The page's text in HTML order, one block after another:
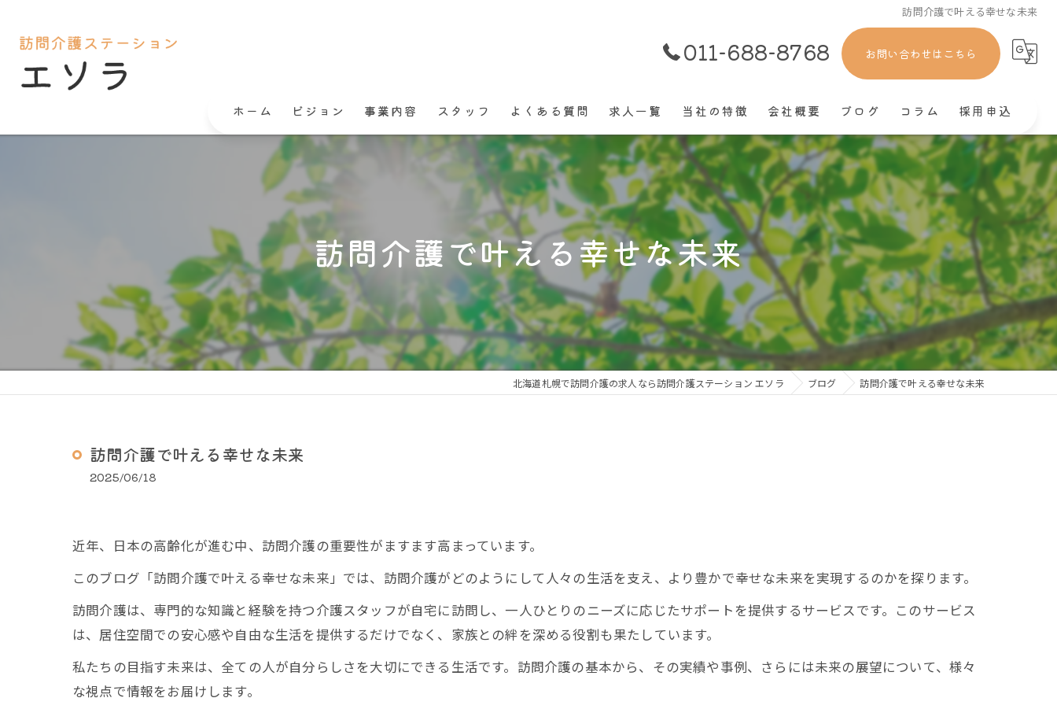
訪問介護で叶える幸せな未来
011-688-8768 お問い合わせはこちら
ホーム ビジョン 事業内容 スタッフ よくある質問 求人一覧 当社の特徴
パート
正社員
働きやすい
未経験
経験者
会社概要 ブログ コラム 採用申込
訪問介護で叶える幸せな未来
北海道札幌で訪問介護の求人なら訪問介護ステーション エソラ ブログ 訪問介護で叶える幸せな未来
訪問介護で叶える幸せな未来
2025/06/18
近年、日本の高齢化が進む中、訪問介護の重要性がますます高まっています。
このブログ「訪問介護で叶える幸せな未来」では、訪問介護がどのようにして人々の生活を支え、より豊かで幸せな未来を実現するのかを探ります。
訪問介護は、専門的な知識と経験を持つ介護スタッフが自宅に訪問し、一人ひとりのニーズに応じたサポートを提供するサービスです。このサービス
は、居住空間での安心感や自由な生活を提供するだけでなく、家族との絆を深める役割も果たしています。
私たちの目指す未来は、全ての人が自分らしさを大切にできる生活です。訪問介護の基本から、その実績や事例、さらには未来の展望について、様々
な視点で情報をお届けします。